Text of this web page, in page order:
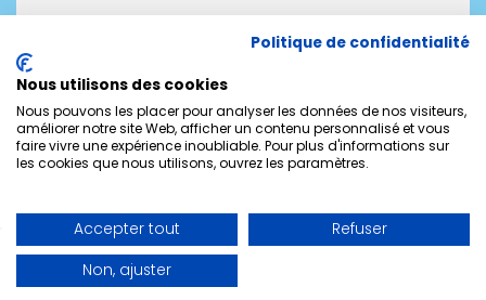
NOS PRODUITS
MON COMPTE
CONTACTEZ-NOUS
Politique de confidentialité
Nous utilisons des cookies
Nous pouvons les placer pour analyser les données de nos visiteurs,
améliorer notre site Web, afficher un contenu personnalisé et vous
faire vivre une expérience inoubliable. Pour plus d'informations sur
les cookies que nous utilisons, ouvrez les paramètres.
Accepter tout
Refuser
Non, ajuster